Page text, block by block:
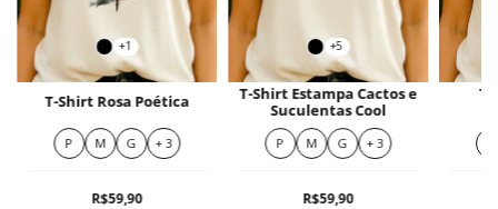
+1
T-Shirt Rosa Poética
P M G + 3
R$59,90
+5
T-Shirt Estampa Cactos e
Suculentas Cool
P M G + 3
R$59,90
T-